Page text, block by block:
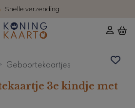
Snelle verzending
Geboortekaartjes
3e kindje met